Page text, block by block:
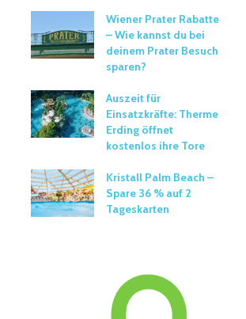
Wiener Prater Rabatte
– Wie kannst du bei
deinem Prater Besuch
sparen?
Auszeit für
Einsatzkräfte: Therme
Erding öffnet
kostenlos ihre Tore
Kristall Palm Beach –
Spare 36 % auf 2
Tageskarten